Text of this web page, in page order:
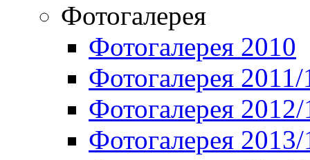
Фотогалерея
Фотогалерея 2010
Фотогалерея 2011/
Фотогалерея
Фотогалерея